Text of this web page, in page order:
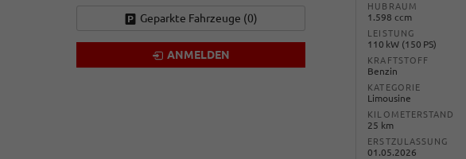
HUBRAUM
1.598 ccm
LEISTUNG
110 kW (150 PS)
KRAFTSTOFF
Benzin
KATEGORIE
Limousine
KILOMETERSTAND
25 km
ERSTZULASSUNG
01.05.2026
Geparkte Fahrzeuge (0)
ANMELDEN